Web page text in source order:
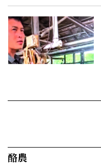
酪農​